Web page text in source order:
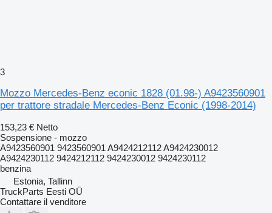
3
Mozzo Mercedes-Benz econic 1828 (01.98-) A9423560901
per trattore stradale Mercedes-Benz Econic (1998-2014)
153,23 € Netto
Sospensione - mozzo
A9423560901 9423560901 A9424212112 A9424230012
A9424230112 9424212112 9424230012 9424230112
benzina
Estonia, Tallinn
TruckParts Eesti OÜ
Contattare il venditore